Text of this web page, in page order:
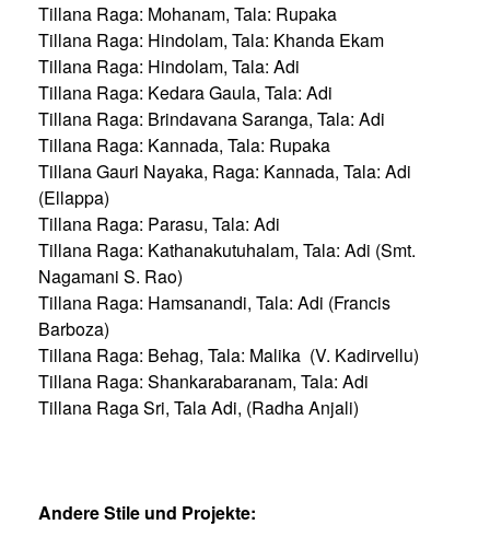
Tillana Raga: Mohanam, Tala: Rupaka
Tillana Raga: Hindolam, Tala: Khanda Ekam
Tillana Raga: Hindolam, Tala: Adi
Tillana Raga: Kedara Gaula, Tala: Adi
Tillana Raga: Brindavana Saranga, Tala: Adi
Tillana Raga: Kannada, Tala: Rupaka
Tillana Gauri Nayaka, Raga: Kannada, Tala: Adi
(Ellappa)
Tillana Raga: Parasu, Tala: Adi
Tillana Raga: Kathanakutuhalam, Tala: Adi (Smt.
Nagamani S. Rao)
Tillana Raga: Hamsanandi, Tala: Adi (Francis
Barboza)
Tillana Raga: Behag, Tala: Malika (V. Kadirvellu)
Tillana Raga: Shankarabaranam, Tala: Adi
Tillana Raga Sri, Tala Adi, (Radha Anjali)
Andere Stile und Projekte: